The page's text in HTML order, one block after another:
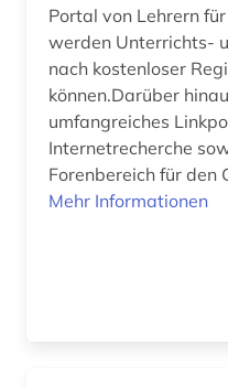
bibliographie (7)
bildarchiv (1)
Italien (1)
Jugoslawien (1)
Kroatien (1)
Lettland (1)
Portal von Lehrern
werden Unterrichts-
nach kostenloser
können.Darüber
umfangreiches
Internetrecherche
Forenbereich für den
Mehr Informationen